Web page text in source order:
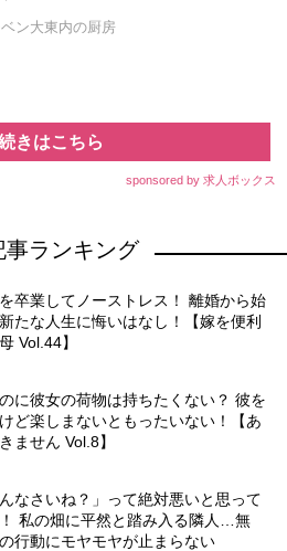
ン大東内の厨房
きはこちら
sponsored by 求人ボックス
事ランキング
卒業してノーストレス！ 離婚から始
たな人生に悔いはなし！【嫁を便利
Vol.44】
に彼女の荷物は持ちたくない？ 彼を
ど楽しまないともったいない！【あ
ません Vol.8】
んなさいね？」って絶対悪いと思って
私の畑に平然と踏み入る隣人…無
行動にモヤモヤが止まらない